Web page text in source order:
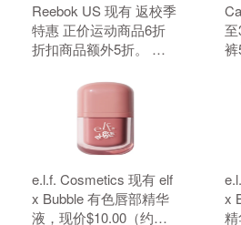
Reebok US 现有 返校季
特惠 正价运动商品6折
折扣商品额外5折。 正
外5折，需要使用优惠
e.l.f. Cosmetics 现有 elf
x Bubble 有色唇部精华
液，现价$10.00（约
x